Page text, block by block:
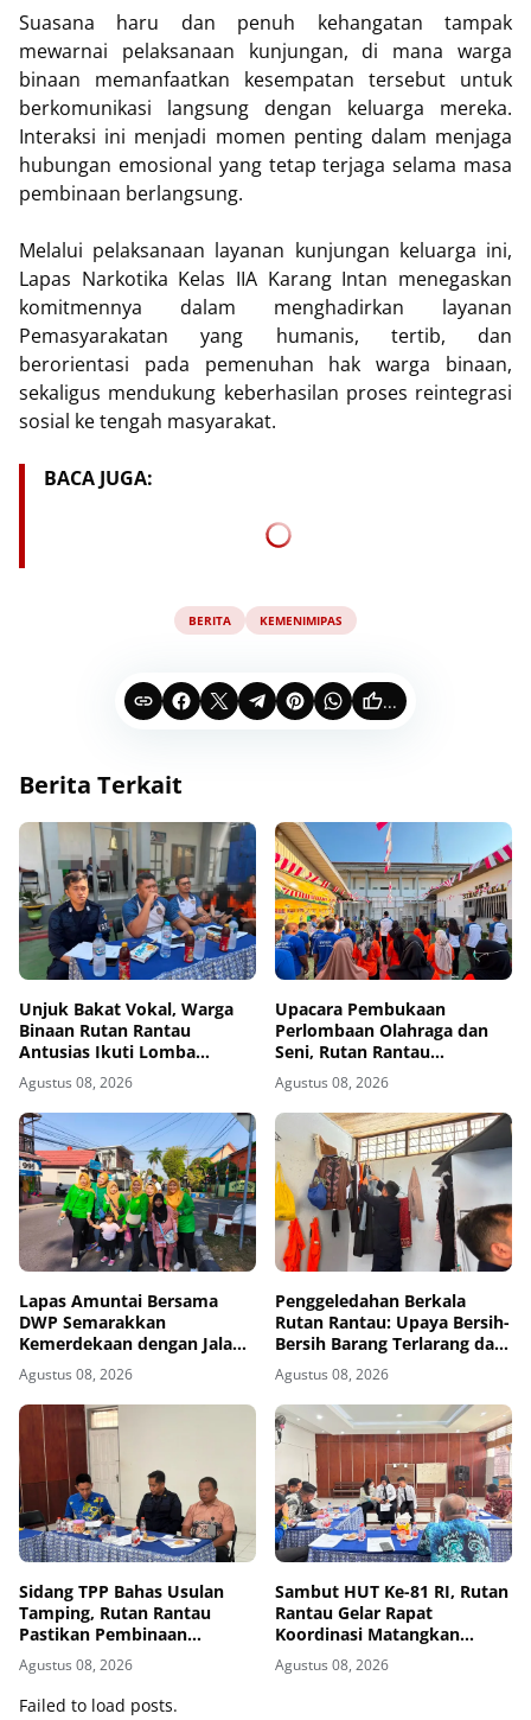
Suasana haru dan penuh kehangatan tampak
mewarnai pelaksanaan kunjungan, di mana warga
binaan memanfaatkan kesempatan tersebut untuk
berkomunikasi langsung dengan keluarga mereka.
Interaksi ini menjadi momen penting dalam menjaga
hubungan emosional yang tetap terjaga selama masa
pembinaan berlangsung.
Melalui pelaksanaan layanan kunjungan keluarga ini,
Lapas Narkotika Kelas IIA Karang Intan menegaskan
komitmennya dalam menghadirkan layanan
Pemasyarakatan yang humanis, tertib, dan
berorientasi pada pemenuhan hak warga binaan,
sekaligus mendukung keberhasilan proses reintegrasi
sosial ke tengah masyarakat.
BACA JUGA:
BERITA KEMENIMIPAS
...
Berita Terkait
Unjuk Bakat Vokal, Warga
Binaan Rutan Rantau
Antusias Ikuti Lomba
Menyanyi Lagu Nasional dan
Bebas
Agustus 08, 2026
Upacara Pembukaan
Perlombaan Olahraga dan
Seni, Rutan Rantau
Semarakkan HUT ke-81
Kemerdekaan RI
Agustus 08, 2026
Lapas Amuntai Bersama
DWP Semarakkan
Kemerdekaan dengan Jalan
Santai dan Bakti Sosial
Agustus 08, 2026
Penggeledahan Berkala
Rutan Rantau: Upaya Bersih-
Bersih Barang Terlarang dari
Blok Hunian
Agustus 08, 2026
Sidang TPP Bahas Usulan
Tamping, Rutan Rantau
Pastikan Pembinaan
Berjalan Objektif dan
Akuntabel
Agustus 08, 2026
Sambut HUT Ke-81 RI, Rutan
Rantau Gelar Rapat
Koordinasi Matangkan
Persiapan
Agustus 08, 2026
Failed to load posts.